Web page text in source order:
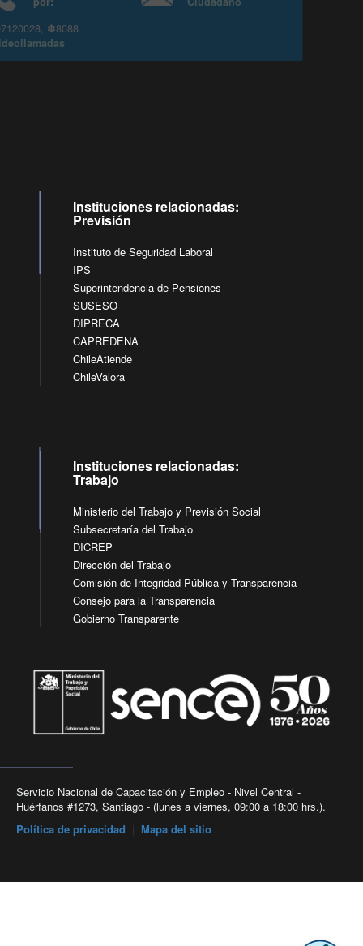
6007120028, ✽8088
yVideollamadas
Instituciones relacionadas:
Previsión
Instituto de Seguridad Laboral
IPS
Superintendencia de Pensiones
SUSESO
DIPRECA
CAPREDENA
ChileAtiende
ChileValora
Instituciones relacionadas:
Trabajo
Ministerio del Trabajo y Previsión Social
Subsecretaría del Trabajo
DICREP
Dirección del Trabajo
Comisión de Integridad Pública y Transparencia
Consejo para la Transparencia
Gobierno Transparente
Servicio Nacional de Capacitación y Empleo - Nivel Central -
Huérfanos #1273, Santiago - (lunes a viernes, 09:00 a 18:00 hrs.).
Política de privacidad
Mapa del sitio